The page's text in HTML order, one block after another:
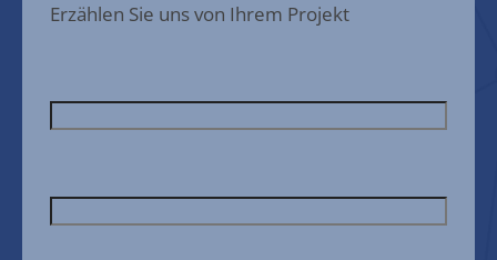
Erzählen Sie uns von Ihrem Projekt